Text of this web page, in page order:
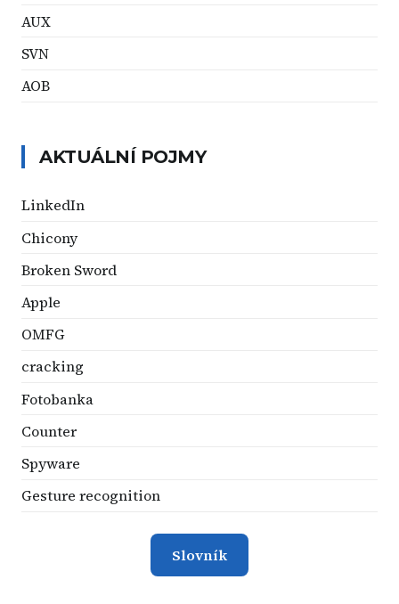
AUX
SVN
AOB
AKTUÁLNÍ POJMY
LinkedIn
Chicony
Broken Sword
Apple
OMFG
cracking
Fotobanka
Counter
Spyware
Gesture recognition
Slovník